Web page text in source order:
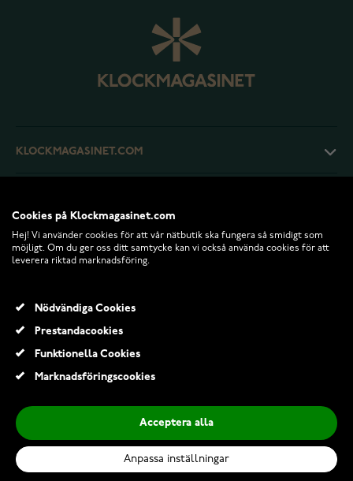
KLOCKMAGASINET.COM
RETURER OCH VILLKOR
Cookies på Klockmagasinet.com
Hej! Vi använder cookies för att vår nätbutik ska fungera så smidigt som
möjligt. Om du ger oss ditt samtycke kan vi också använda cookies för att
leverera riktad marknadsföring.
Nödvändiga Cookies
Prestandacookies
Funktionella Cookies
Marknadsföringscookies
Acceptera alla
Anpassa inställningar